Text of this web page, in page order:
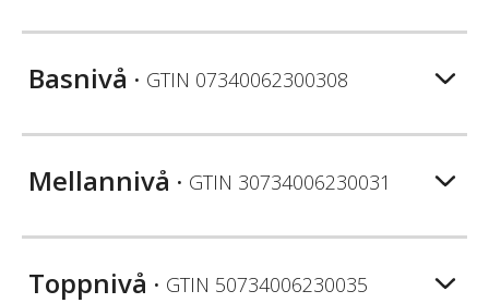
Basnivå • GTIN 07340062300308
Mellannivå • GTIN 30734006230031
Toppnivå • GTIN 50734006230035